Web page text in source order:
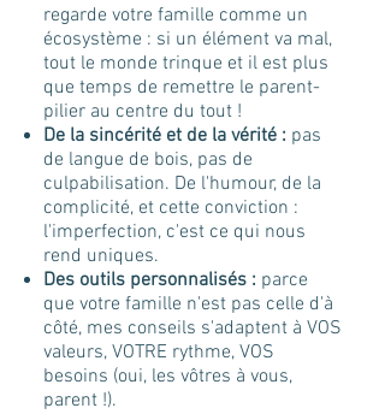
regarde votre famille comme un
écosystème : si un élément va mal,
tout le monde trinque et il est plus
que temps de remettre le parent-
pilier au centre du tout !
De la sincérité et de la vérité : pas
de langue de bois, pas de
culpabilisation. De l'humour, de la
complicité, et cette conviction :
l'imperfection, c'est ce qui nous
rend uniques.
Des outils personnalisés : parce
que votre famille n'est pas celle d'à
côté, mes conseils s'adaptent à VOS
valeurs, VOTRE rythme, VOS
besoins (oui, les vôtres à vous,
parent !).